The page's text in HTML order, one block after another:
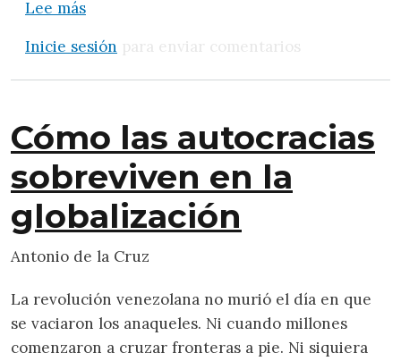
Lee mássobre Venezuela: ¿Por qué las elecciones
Inicie sesión para enviar comentarios
Cómo las autocracias
sobreviven en la
globalización
Antonio de la Cruz
La revolución venezolana no murió el día en que
se vaciaron los anaqueles. Ni cuando millones
comenzaron a cruzar fronteras a pie. Ni siquiera